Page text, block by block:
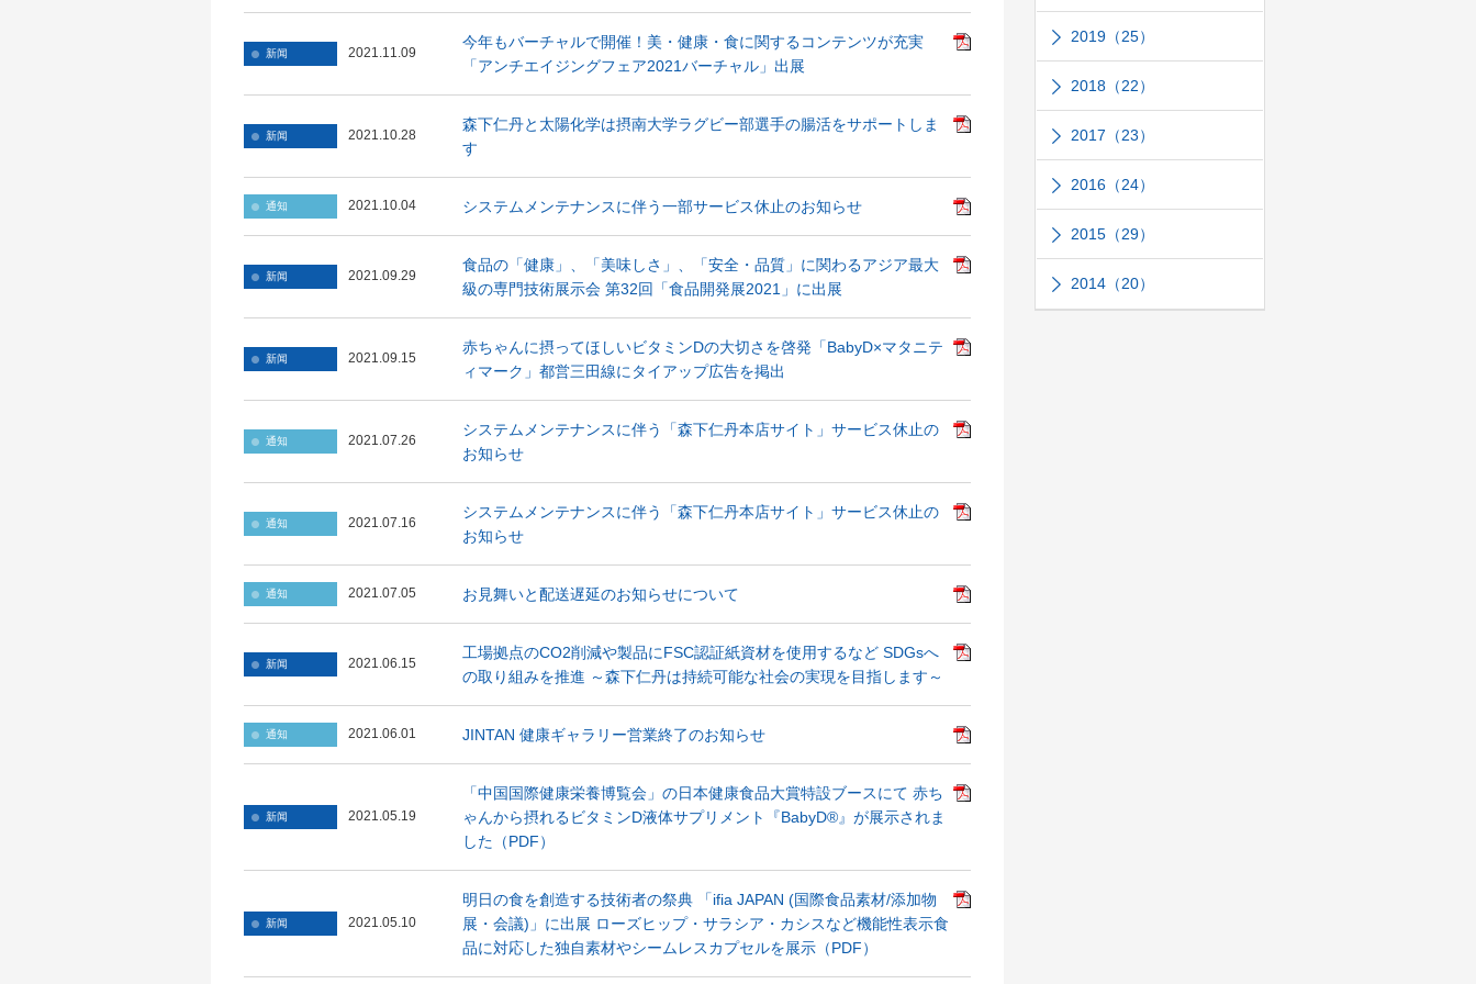
新闻 2021.11.09
今年もバーチャルで開催！美・健康・食に関するコンテンツが充実
「アンチエイジングフェア2021バーチャル」出展
新闻 2021.10.28
森下仁丹と太陽化学は摂南大学ラグビー部選手の腸活をサポートしま
す
通知 2021.10.04 システムメンテナンスに伴う一部サービス休止のお知らせ
新闻 2021.09.29
食品の「健康」、「美味しさ」、「安全・品質」に関わるアジア最大
級の専門技術展示会 第32回「食品開発展2021」に出展
新闻 2021.09.15
赤ちゃんに摂ってほしいビタミンDの大切さを啓発「BabyD×マタニテ
ィマーク」都営三田線にタイアップ広告を掲出
通知 2021.07.26
システムメンテナンスに伴う「森下仁丹本店サイト」サービス休止の
お知らせ
通知 2021.07.16
システムメンテナンスに伴う「森下仁丹本店サイト」サービス休止の
お知らせ
通知 2021.07.05 お見舞いと配送遅延のお知らせについて
新闻 2021.06.15
工場拠点のCO2削減や製品にFSC認証紙資材を使用するなど SDGsへ
の取り組みを推進 ～森下仁丹は持続可能な社会の実現を目指します～
通知 2021.06.01 JINTAN 健康ギャラリー営業終了のお知らせ
新闻 2021.05.19
「中国国際健康栄養博覧会」の日本健康食品大賞特設ブースにて 赤ち
ゃんから摂れるビタミンD液体サプリメント『BabyD®』が展示されま
した（PDF）
新闻 2021.05.10
明日の食を創造する技術者の祭典 「ifia JAPAN (国際食品素材/添加物
展・会議)」に出展 ローズヒップ・サラシア・カシスなど機能性表示食
品に対応した独自素材やシームレスカプセルを展示（PDF）
2019（25）
2018（22）
2017（23）
2016（24）
2015（29）
2014（20）